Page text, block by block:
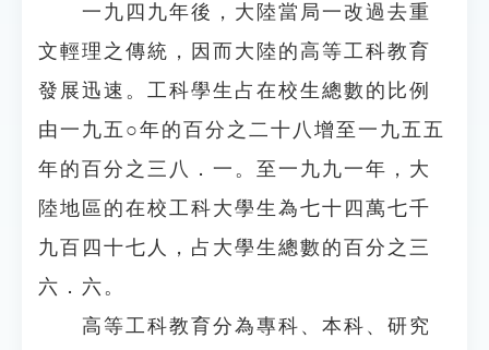
一九四九年後，大陸當局一改過去重
文輕理之傳統，因而大陸的高等工科教育
發展迅速。工科學生占在校生總數的比例
由一九五○年的百分之二十八增至一九五五
年的百分之三八．一。至一九九一年，大
陸地區的在校工科大學生為七十四萬七千
九百四十七人，占大學生總數的百分之三
六．六。
高等工科教育分為專科、本科、研究